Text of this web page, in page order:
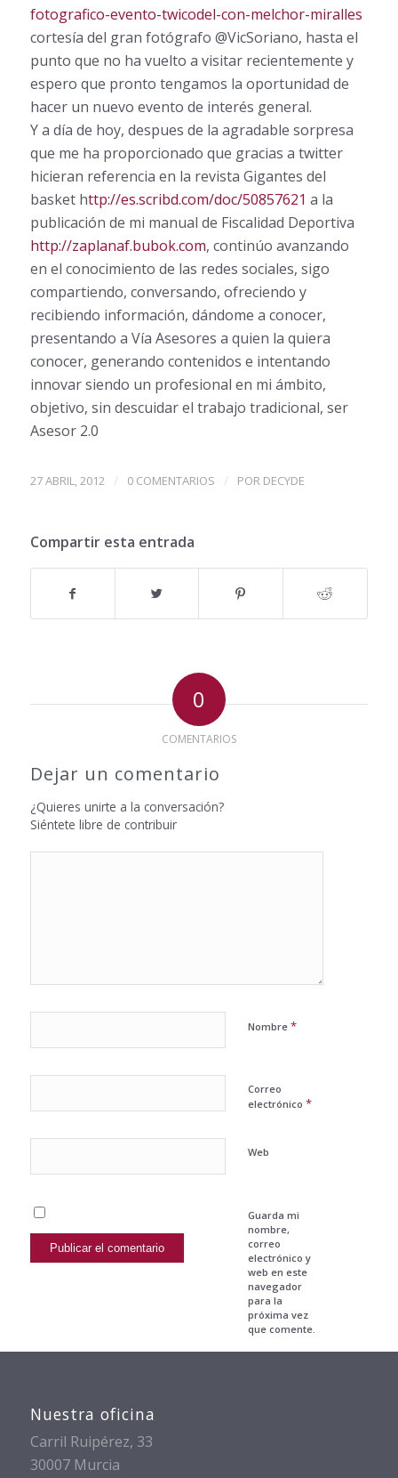
fotografico-evento-twicodel-con-melchor-miralles
cortesía del gran fotógrafo @VicSoriano, hasta el
punto que no ha vuelto a visitar recientemente y
espero que pronto tengamos la oportunidad de
hacer un nuevo evento de interés general.
Y a día de hoy, despues de la agradable sorpresa
que me ha proporcionado que gracias a twitter
hicieran referencia en la revista Gigantes del
basket http://es.scribd.com/doc/50857621 a la
publicación de mi manual de Fiscalidad Deportiva
http://zaplanaf.bubok.com, continúo avanzando
en el conocimiento de las redes sociales, sigo
compartiendo, conversando, ofreciendo y
recibiendo información, dándome a conocer,
presentando a Vía Asesores a quien la quiera
conocer, generando contenidos e intentando
innovar siendo un profesional en mi ámbito,
objetivo, sin descuidar el trabajo tradicional, ser
Asesor 2.0
27 ABRIL, 2012 / 0 COMENTARIOS / POR DECYDE
Compartir esta entrada
0
COMENTARIOS
Dejar un comentario
¿Quieres unirte a la conversación?
Siéntete libre de contribuir
Nombre *
Correo
electrónico *
Web
Guarda mi
nombre,
correo
electrónico y
web en este
navegador
para la
próxima vez
que comente.
Nuestra oficina
Carril Ruipérez, 33
30007 Murcia